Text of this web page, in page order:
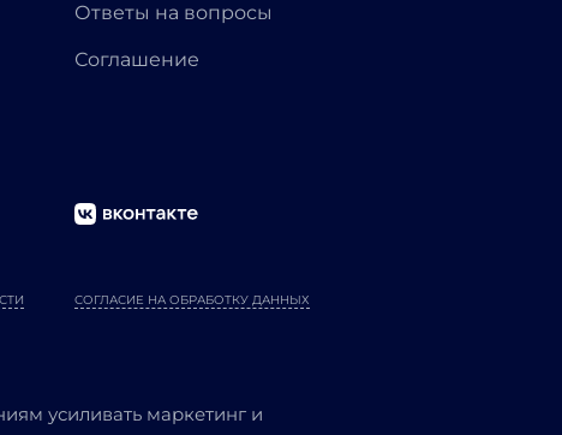
Ответы на вопросы
Соглашение
СОГЛАСИЕ НА ОБРАБОТКУ ДАННЫХ
усиливать маркетинг и